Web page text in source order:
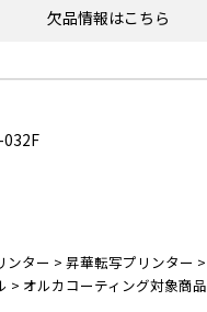
欠品情報はこちら
ンター > 昇華転写プリンター >
> オルカコーティング対象商品